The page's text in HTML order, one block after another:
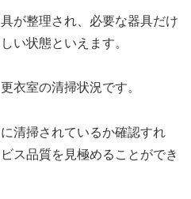
が整理され、必要な器具だけ
い状態といえます。
衣室の清掃状況です。
清掃されているか確認すれ
ス品質を見極めることができ